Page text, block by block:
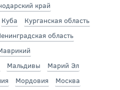
край
Куба
Курганская область
область
Мальдивы
Марий Эл
Мордовия
Москва